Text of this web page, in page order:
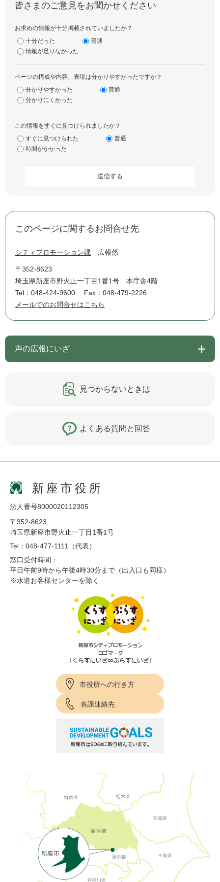
皆さまのご意見をお聞かせください
お求めの情報が十分掲載されていましたか？
十分だった
普通
情報が足りなかった
ページの構成や内容、表現は分かりやすかったですか？
分かりやすかった
普通
分かりにくかった
この情報をすぐに見つけられましたか？
すぐに見つけられた
普通
時間がかかった
このページに関するお問合せ先
シティプロモーション課 広報係
〒352-8623
埼玉県新座市野火止一丁目1番1号 本庁舎4階
Tel：048-424-9600
Fax：048-479-2226
メールでのお問合せはこちら
声の広報にいざ
見つからないときは
よくある質問と回答
新座市役所
法人番号8000020112305
〒352-8623
埼玉県新座市野火止一丁目1番1号
Tel：048-477-1111（代表）
窓口受付時間：
平日午前9時から午後4時30分まで（出入口も同様）
※水道お客様センターを除く
市役所への行き方
各課連絡先